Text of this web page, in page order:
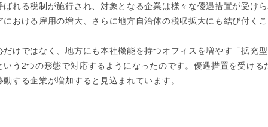
れる税制が施行され、対象となる企業は様々な優遇措置が受け
おける雇用の増大、さらに地方自治体の税収拡大にも結び付く
けではなく、地方にも本社機能を持つオフィスを増やす「拡充
う2つの形態で対応するようになったのです。優遇措置を受ける
する企業が増加すると見込まれています。